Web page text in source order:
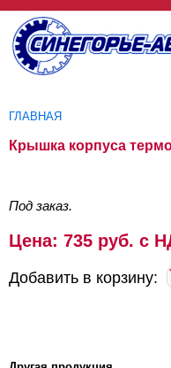
ГЛАВНАЯ
Крышка корпуса
Под заказ.
Цена: 735 руб. с
Добавить в корзину: